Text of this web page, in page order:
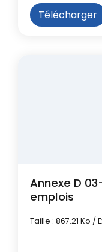
Télécharger
Annexe D
emplois
Taille : 867.21 Ko /